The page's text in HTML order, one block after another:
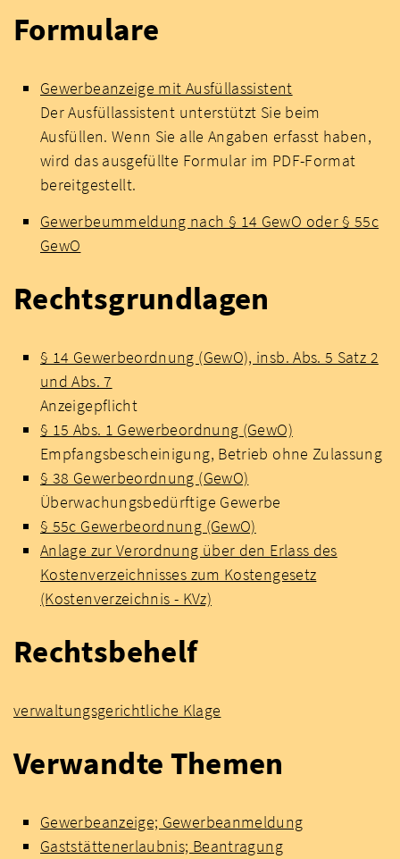
Formulare
Gewerbeanzeige mit Ausfüllassistent
Der Ausfüllassistent unterstützt Sie beim
Ausfüllen. Wenn Sie alle Angaben erfasst haben,
wird das ausgefüllte Formular im PDF-Format
bereitgestellt.
Gewerbeummeldung nach § 14 GewO oder § 55c
GewO
Rechtsgrundlagen
§ 14 Gewerbeordnung (GewO), insb. Abs. 5 Satz 2
und Abs. 7
Anzeigepflicht
§ 15 Abs. 1 Gewerbeordnung (GewO)
Empfangsbescheinigung, Betrieb ohne Zulassung
§ 38 Gewerbeordnung (GewO)
Überwachungsbedürftige Gewerbe
§ 55c Gewerbeordnung (GewO)
Anlage zur Verordnung über den Erlass des
Kostenverzeichnisses zum Kostengesetz
(Kostenverzeichnis - KVz)
Rechtsbehelf
verwaltungsgerichtliche Klage
Verwandte Themen
Gewerbeanzeige; Gewerbeanmeldung
Gaststättenerlaubnis; Beantragung